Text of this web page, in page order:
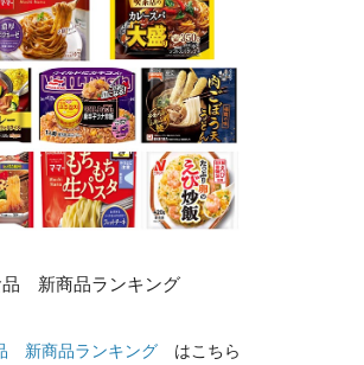
新商品ランキング
新商品ランキング はこちら